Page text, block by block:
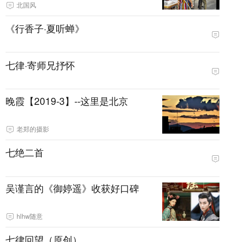
北国风
《行香子·夏听蝉》
七律·寄师兄抒怀
晚霞【2019-3】--这里是北京
老郑的摄影
七绝二首
吴谨言的《御婷遥》收获好口碑
hlhw随意